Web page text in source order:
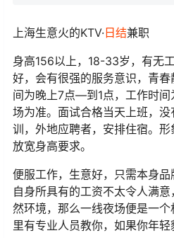
上海生意火的KTV· 日结兼职
身高156以上，18-33岁，有无
好，会有很强的服务意识，青
间为晚上7点—到1点，工作时
场为准。面试合格当天上班，
训，外地应聘者，安排住宿。
放宽身高要求。
便服工作，生意好，只需本身
自身所具有的工资不太令人满
然环境，那么一线夜场便是一
里有专业人员教你，如果你年轻